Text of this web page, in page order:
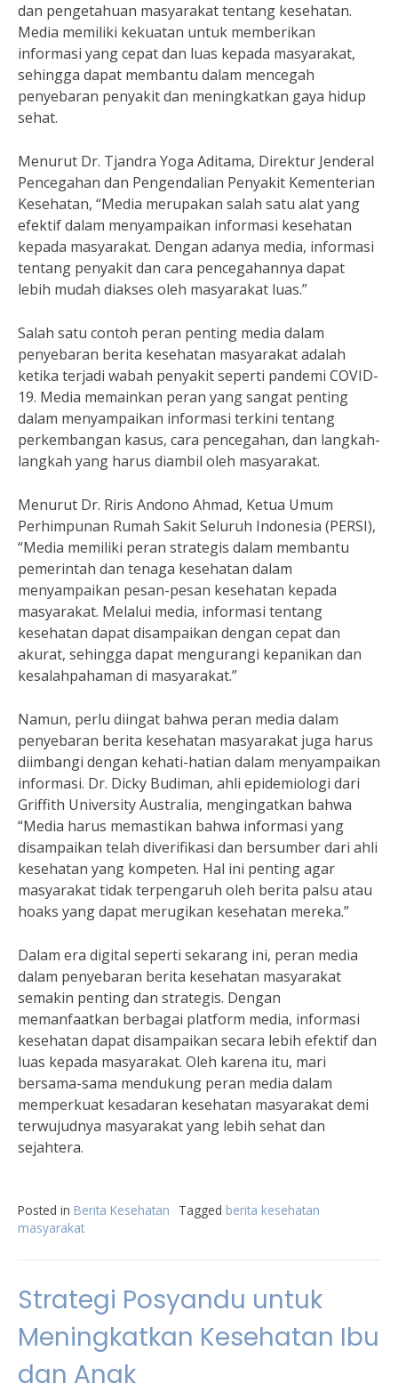
dan pengetahuan masyarakat tentang kesehatan.
Media memiliki kekuatan untuk memberikan
informasi yang cepat dan luas kepada masyarakat,
sehingga dapat membantu dalam mencegah
penyebaran penyakit dan meningkatkan gaya hidup
sehat.
Menurut Dr. Tjandra Yoga Aditama, Direktur Jenderal
Pencegahan dan Pengendalian Penyakit Kementerian
Kesehatan, “Media merupakan salah satu alat yang
efektif dalam menyampaikan informasi kesehatan
kepada masyarakat. Dengan adanya media, informasi
tentang penyakit dan cara pencegahannya dapat
lebih mudah diakses oleh masyarakat luas.”
Salah satu contoh peran penting media dalam
penyebaran berita kesehatan masyarakat adalah
ketika terjadi wabah penyakit seperti pandemi COVID-
19. Media memainkan peran yang sangat penting
dalam menyampaikan informasi terkini tentang
perkembangan kasus, cara pencegahan, dan langkah-
langkah yang harus diambil oleh masyarakat.
Menurut Dr. Riris Andono Ahmad, Ketua Umum
Perhimpunan Rumah Sakit Seluruh Indonesia (PERSI),
“Media memiliki peran strategis dalam membantu
pemerintah dan tenaga kesehatan dalam
menyampaikan pesan-pesan kesehatan kepada
masyarakat. Melalui media, informasi tentang
kesehatan dapat disampaikan dengan cepat dan
akurat, sehingga dapat mengurangi kepanikan dan
kesalahpahaman di masyarakat.”
Namun, perlu diingat bahwa peran media dalam
penyebaran berita kesehatan masyarakat juga harus
diimbangi dengan kehati-hatian dalam menyampaikan
informasi. Dr. Dicky Budiman, ahli epidemiologi dari
Griffith University Australia, mengingatkan bahwa
“Media harus memastikan bahwa informasi yang
disampaikan telah diverifikasi dan bersumber dari ahli
kesehatan yang kompeten. Hal ini penting agar
masyarakat tidak terpengaruh oleh berita palsu atau
hoaks yang dapat merugikan kesehatan mereka.”
Dalam era digital seperti sekarang ini, peran media
dalam penyebaran berita kesehatan masyarakat
semakin penting dan strategis. Dengan
memanfaatkan berbagai platform media, informasi
kesehatan dapat disampaikan secara lebih efektif dan
luas kepada masyarakat. Oleh karena itu, mari
bersama-sama mendukung peran media dalam
memperkuat kesadaran kesehatan masyarakat demi
terwujudnya masyarakat yang lebih sehat dan
sejahtera.
Posted in Berita Kesehatan Tagged berita kesehatan
masyarakat
Strategi Posyandu untuk
Meningkatkan Kesehatan Ibu
dan Anak